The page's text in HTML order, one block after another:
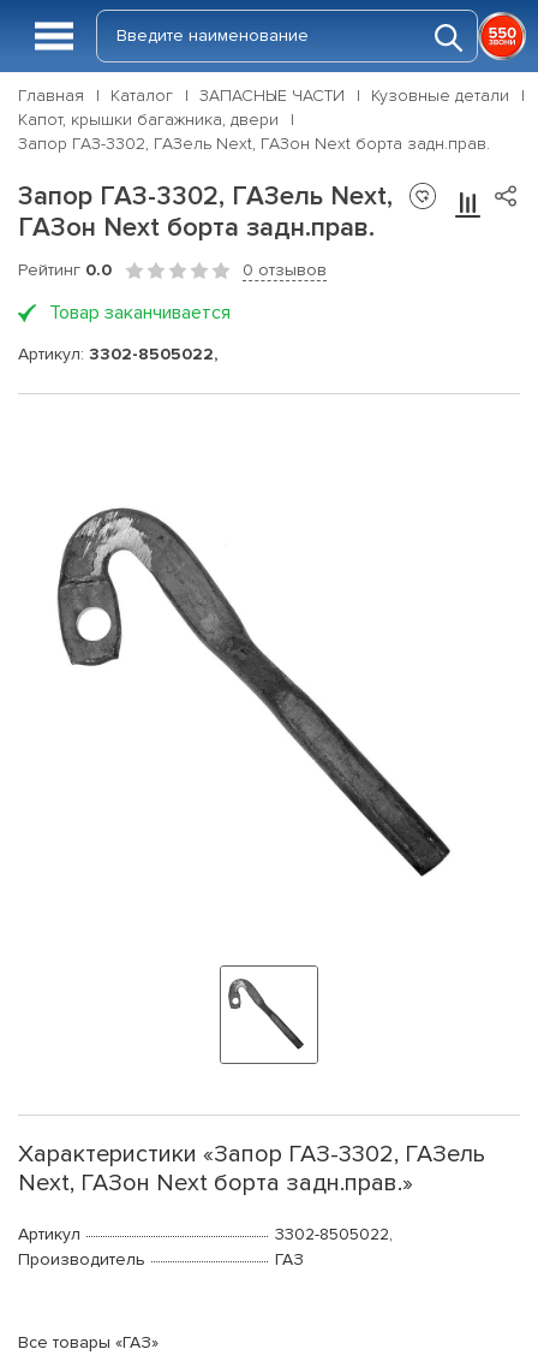
Главная Каталог ЗАПАСНЫЕ ЧАСТИ
Кузовные детали
Капот, крышки багажника, двери
Запор ГАЗ-3302, ГАЗель Next, ГАЗон Next борта задн.прав.
Запор ГАЗ-3302, ГАЗель Next,
ГАЗон Next борта задн.прав.
Рейтинг 0.0 0 отзывов
Товар заканчивается
Артикул: 3302-8505022,
Характеристики «Запор ГАЗ-3302, ГАЗель
Next, ГАЗон Next борта задн.прав.»
Артикул
3302-8505022,
Производитель
ГАЗ
Все товары «ГАЗ»